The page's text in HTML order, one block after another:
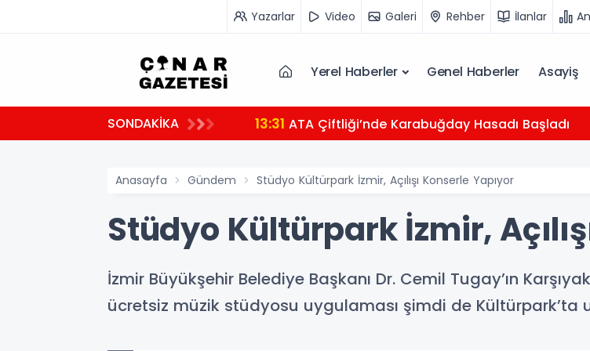
Yazarlar Video Galeri Rehber İlanlar
Yerel Haberler Genel Haberler Asayiş
SONDAKİKA 13:31 ATA Çiftliği’nde Karabuğday Hasadı Başladı
Anasayfa Gündem Stüdyo Kültürpark İzmir, Açılışı Konserle Yapıyor
Stüdyo Kültürpark İzmir,
İzmir Büyükşehir Belediye Başkanı Dr. Cemil Tugay’ın
ücretsiz müzik stüdyosu uygulaması şimdi de